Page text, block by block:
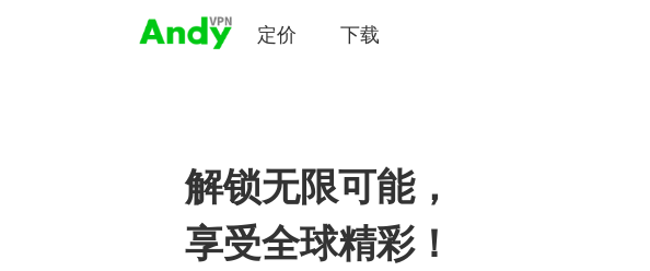
定价 下载
解锁无限可能，
享受全球精彩！